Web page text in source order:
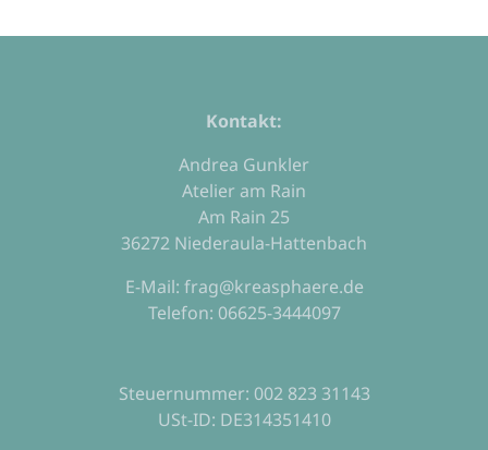
Kontakt:
Andrea Gunkler
Atelier am Rain
Am Rain 25
36272 Niederaula-Hattenbach
E-Mail: frag@kreasphaere.de
Telefon: 06625-3444097
Steuernummer: 002 823 31143
USt-ID: DE314351410